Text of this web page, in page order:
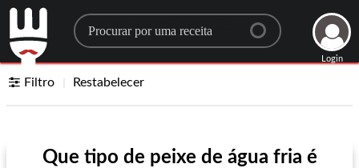
Search for a recipe
Login
Filtro Restabelecer
Que tipo de peixe de água fria é